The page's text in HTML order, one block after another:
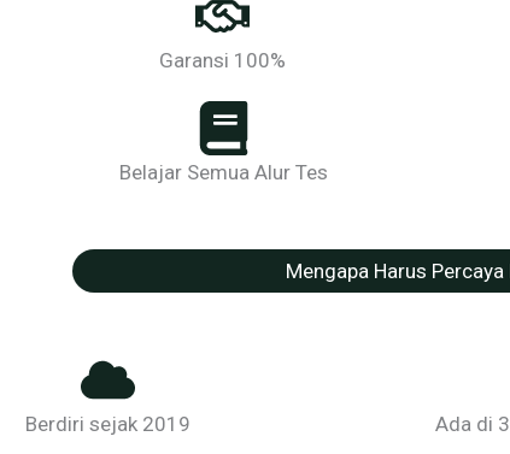
Garansi 100%
Belajar Semua Alur Tes
Mengapa Harus Percaya
Berdiri sejak 2019 Ada di